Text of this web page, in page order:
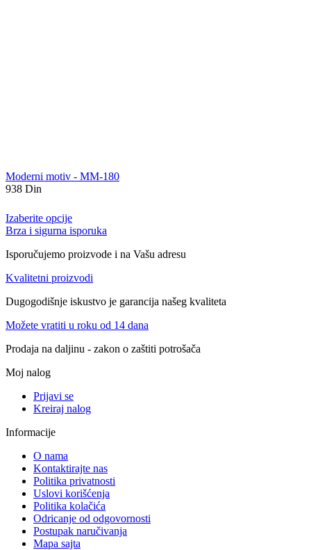
Moderni motiv - MM-180
938 Din
Izaberite opcije
Brza i sigurna isporuka
Isporučujemo proizvode i na Vašu adresu
Kvalitetni proizvodi
Dugogodišnje iskustvo je garancija našeg kvaliteta
Možete vratiti u roku od 14 dana
Prodaja na daljinu - zakon o zaštiti potrošača
Moj nalog
Prijavi se
Kreiraj nalog
Informacije
O nama
Kontaktirajte nas
Politika privatnosti
Uslovi korišćenja
Politika kolačića
Odricanje od odgovornosti
Postupak naručivanja
Mapa sajta